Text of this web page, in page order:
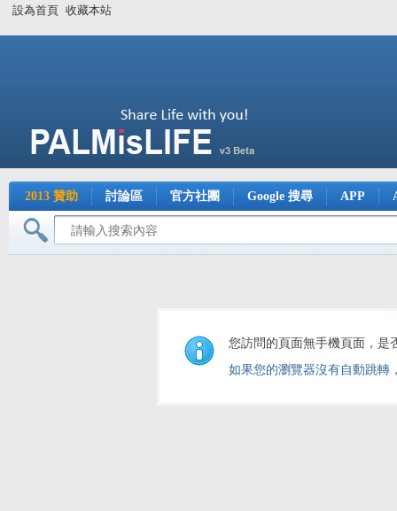
設為首頁 收藏本站
2013 贊助 討論區 官方社團 Google 搜尋 APP
您訪問的頁面無手機頁面，是
如果您的瀏覽器沒有自動跳轉